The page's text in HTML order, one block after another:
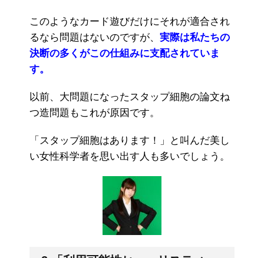
このようなカード遊びだけにそれが適合され
るなら問題はないのですが、 実際は私たちの
決断の多くがこの仕組みに支配されていま
す。
以前、大問題になったスタップ細胞の論文ね
つ造問題もこれが原因です。
「スタップ細胞はあります！」と叫んだ美し
い女性科学者を思い出す人も多いでしょう。